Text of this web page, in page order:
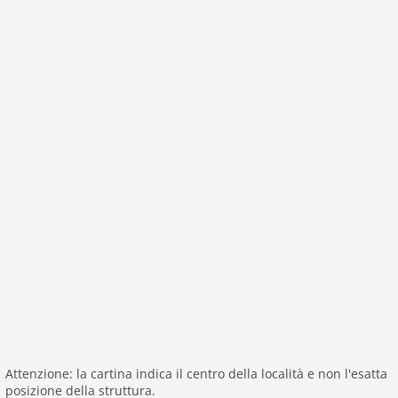
Camera da letto:2x letto singolo, TV
Camera da letto con bagno:
Attenzione: la cartina indica il centro della località e non l'esatta
posizione della struttura.